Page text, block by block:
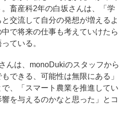
畜産科2年の白坂さんは、「学
交流して自分の発想が増えるよ
で将来の仕事も考えていけたら
ている。
んは、monoDukiのスタッフから
できる、可能性は無限にある」
、「スマート農業を推進してい
を与えるのかなと思った」とコ